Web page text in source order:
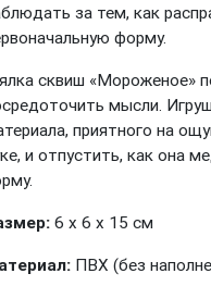
за тем, как
форму.
сквиш «Мороженое»
мысли.
приятного на
и отпустить, как она
6 х 6 х 15 см
ПВХ (без